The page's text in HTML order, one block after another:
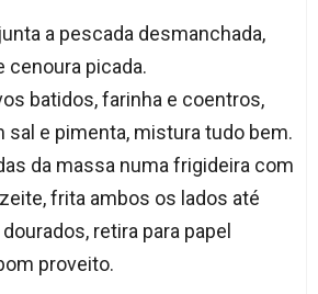
a pescada desmanchada,
cenoura picada.
batidos, farinha e coentros,
sal e pimenta, mistura tudo bem.
da massa numa frigideira com
frita ambos os lados até
retira para papel
proveito.